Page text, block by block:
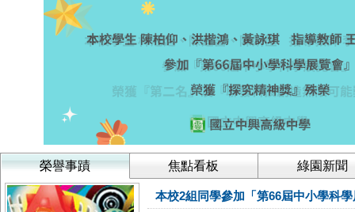
榮譽事蹟 焦點看板 綠園新聞
本校2組同學參加「第66屆中小學科